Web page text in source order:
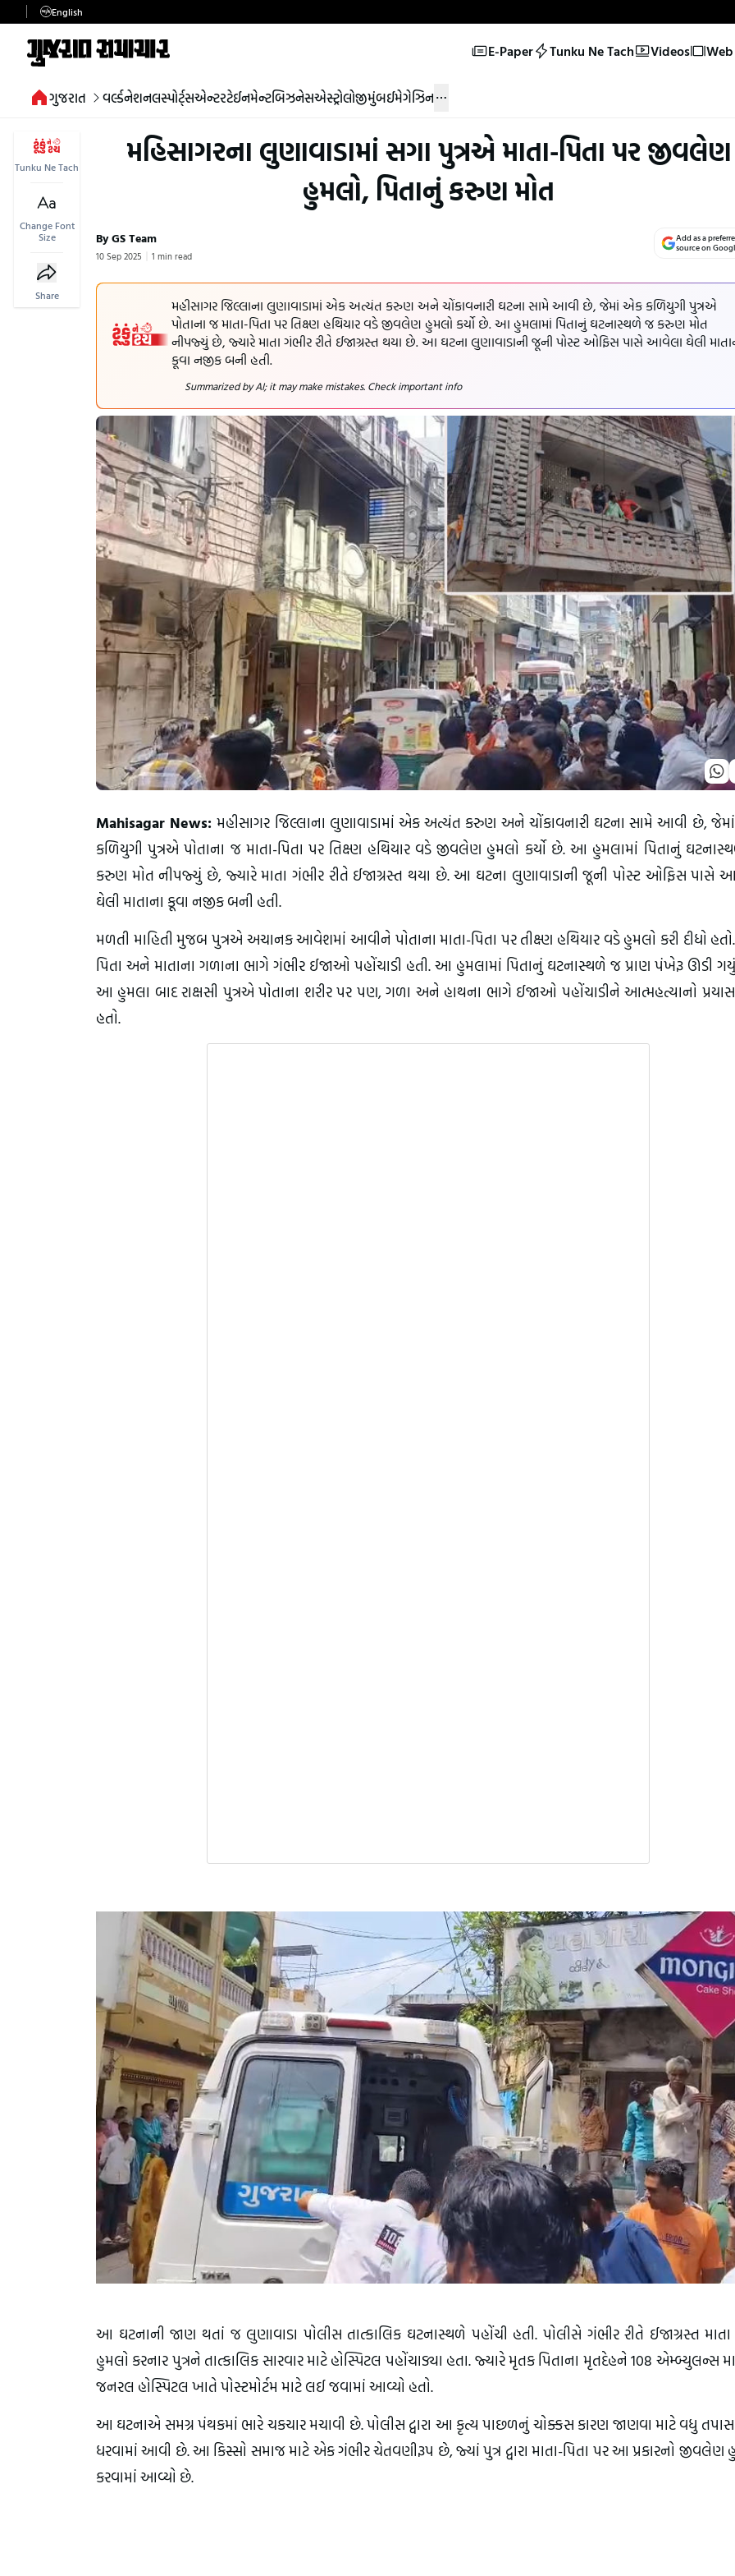
English
E-Paper Tunku Ne Tach Videos
ગુજરાત વર્લ્ડનેશનલસ્પોર્ટ્સએન્ટરટેઈનમેન્ટબિઝનેસએસ્ટ્રોલોજીમુંબઈમેગેઝિન
Tunku Ne Tach
Change Font
Size
Share
મહિસાગરના લુણાવાડામાં સગા પુત્રએ માતા-પિતા પર જીવલેણ
હુમલો, પિતાનું કરુણ મોત
By GS Team
10 Sep 2025 1 min read
Add as a
source on
મહીસાગર જિલ્લાના લુણાવાડામાં એક અત્યંત કરુણ અને ચોંકાવનારી ઘટના સામે આવી છે, જેમાં એક કળિયુગી પુત્રએ
પોતાના જ માતા-પિતા પર તિક્ષ્ણ હથિયાર વડે જીવલેણ હુમલો કર્યો છે. આ હુમલામાં પિતાનું ઘટનાસ્થળે જ કરુણ મોત
નીપજ્યું છે, જ્યારે માતા ગંભીર રીતે ઈજાગ્રસ્ત થયા છે. આ ઘટના લુણાવાડાની જૂની પોસ્ટ ઓફિસ પાસે આવેલા ઘેલી
કૂવા નજીક બની હતી.
Summarized by AI; it may make mistakes. Check important info
Mahisagar News:મહીસાગર જિલ્લાના લુણાવાડામાં એક અત્યંત કરુણ અને ચોંકાવનારી ઘટના સામે આવી છે,
કળિયુગી પુત્રએ પોતાના જ માતા-પિતા પર તિક્ષ્ણ હથિયાર વડે જીવલેણ હુમલો કર્યો છે. આ હુમલામાં પિતાનું
કરુણ મોત નીપજ્યું છે, જ્યારે માતા ગંભીર રીતે ઈજાગ્રસ્ત થયા છે. આ ઘટના લુણાવાડાની જૂની પોસ્ટ ઓફિસ પાસે
ઘેલી માતાના કૂવા નજીક બની હતી.
મળતી માહિતી મુજબ પુત્રએ અચાનક આવેશમાં આવીને પોતાના માતા-પિતા પર તીક્ષ્ણ હથિયાર વડે હુમલો કરી દીધો
પિતા અને માતાના ગળાના ભાગે ગંભીર ઈજાઓ પહોંચાડી હતી. આ હુમલામાં પિતાનું ઘટનાસ્થળે જ પ્રાણ પંખેરૂ ઊડી
આ હુમલા બાદ રાક્ષસી પુત્રએ પોતાના શરીર પર પણ, ગળા અને હાથના ભાગે ઈજાઓ પહોંચાડીને આત્મહત્યાનો પ્રયાસ
હતો.
આ ઘટનાની જાણ થતાં જ લુણાવાડા પોલીસ તાત્કાલિક ઘટનાસ્થળે પહોંચી હતી. પોલીસે ગંભીર રીતે ઈજાગ્રસ્ત
હુમલો કરનાર પુત્રને તાત્કાલિક સારવાર માટે હોસ્પિટલ પહોંચાડ્યા હતા. જ્યારે મૃતક પિતાના મૃતદેહને 108 એમ્બ્યુલન્સ
જનરલ હોસ્પિટલ ખાતે પોસ્ટમોર્ટમ માટે લઈ જવામાં આવ્યો હતો.
આ ઘટનાએ સમગ્ર પંથકમાં ભારે ચકચાર મચાવી છે. પોલીસ દ્વારા આ કૃત્ય પાછળનું ચોક્કસ કારણ જાણવા માટે વધુ
ધરવામાં આવી છે. આ કિસ્સો સમાજ માટે એક ગંભીર ચેતવણીરૂપ છે, જ્યાં પુત્ર દ્વારા માતા-પિતા પર આ પ્રકારનો જીવલેણ
કરવામાં આવ્યો છે.